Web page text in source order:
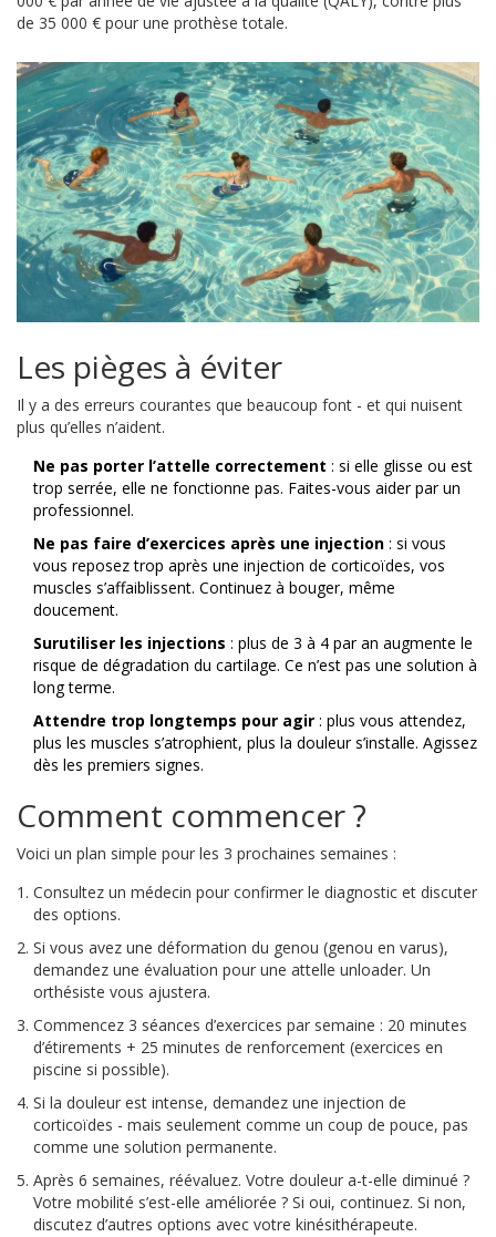
de 35 000 € pour une prothèse totale.
Les pièges à éviter
Il y a des erreurs courantes que beaucoup font - et qui nuisent
plus qu’elles n’aident.
Ne pas porter l’attelle correctement : si elle glisse ou est
trop serrée, elle ne fonctionne pas. Faites-vous aider par un
professionnel.
Ne pas faire d’exercices après une injection : si vous
vous reposez trop après une injection de corticoïdes, vos
muscles s’affaiblissent. Continuez à bouger, même
doucement.
Surutiliser les injections : plus de 3 à 4 par an augmente le
risque de dégradation du cartilage. Ce n’est pas une solution à
long terme.
Attendre trop longtemps pour agir : plus vous attendez,
plus les muscles s’atrophient, plus la douleur s’installe. Agissez
dès les premiers signes.
Comment commencer ?
Voici un plan simple pour les 3 prochaines semaines :
Consultez un médecin pour confirmer le diagnostic et discuter
des options.
Si vous avez une déformation du genou (genou en varus),
demandez une évaluation pour une attelle unloader. Un
orthésiste vous ajustera.
Commencez 3 séances d’exercices par semaine : 20 minutes
d’étirements + 25 minutes de renforcement (exercices en
piscine si possible).
Si la douleur est intense, demandez une injection de
corticoïdes - mais seulement comme un coup de pouce, pas
comme une solution permanente.
Après 6 semaines, réévaluez. Votre douleur a-t-elle diminué ?
Votre mobilité s’est-elle améliorée ? Si oui, continuez. Si non,
discutez d’autres options avec votre kinésithérapeute.